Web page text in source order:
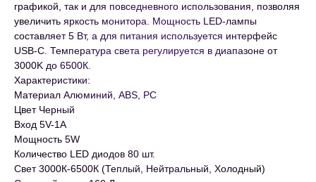
графикой, так и для повседневного использования, позволяя
увеличить яркость монитора. Мощность LED-лампы
составляет 5 Вт, а для питания используется интерфейс
USB-C. Температура света регулируется в диапазоне от
3000K до 6500К.
Характеристики:
Материал Алюминий, ABS, PC
Цвет Черный
Вход 5V-1A
Мощность 5W
Количество LED диодов 80 шт.
Свет 3000К-6500К (Теплый, Нейтральный, Холодный)